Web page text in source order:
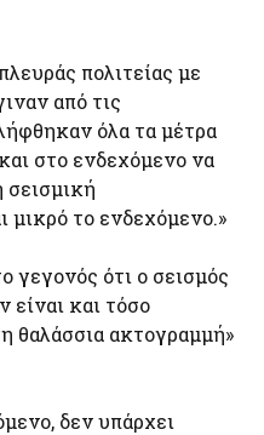
πολιτείας με
από τις
όλα τα μέτρα
στο ενδεχόμενο να
σεισμική
μικρό το ενδεχόμενο.»
γεγονός ότι ο σεισμός
είναι και τόσο
θαλάσσια ακτογραμμή»
δεν υπάρχει